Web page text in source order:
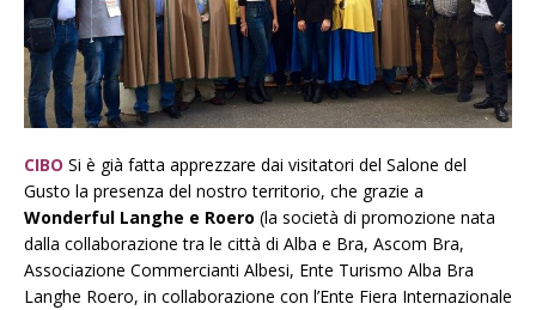
CIBO Si è già fatta apprezzare dai visitatori del Salone del
Gusto la presenza del nostro territorio, che grazie a
Wonderful Langhe e Roero (la società di promozione nata
dalla collaborazione tra le città di Alba e Bra, Ascom Bra,
Associazione Commercianti Albesi, Ente Turismo Alba Bra
Langhe Roero, in collaborazione con l’Ente Fiera Internazionale